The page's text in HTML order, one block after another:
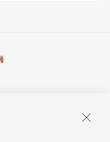
характер и не
положениями ГК
о наличии, видах,